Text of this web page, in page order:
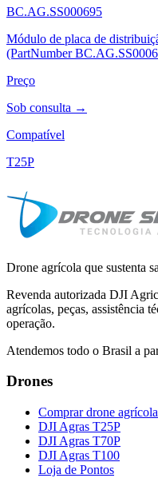
BC.AG.SS000695
Módulo de placa de
(PartNumber
Preço
Sob consulta →
Compatível
T25P
Drone agrícola que sustenta
Revenda autorizada DJI
agrícolas, peças, assistência
operação.
Atendemos todo o Brasil a
Drones
Comprar drone agrícola
DJI Agras T25P
DJI Agras T70P
DJI Agras T100
Loja de Pontos